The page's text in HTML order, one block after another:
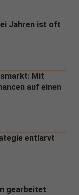
Jahren ist oft
Mit
auf einen
entlarvt
gearbeitet